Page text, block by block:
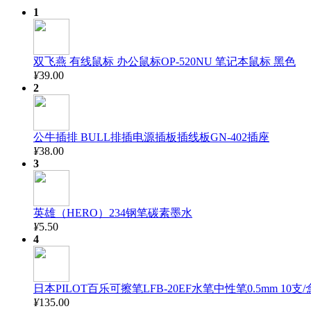
1
双飞燕 有线鼠标 办公鼠标OP-520NU 笔记本鼠标 黑色
¥39.00
2
公牛插排 BULL排插电源插板插线板GN-402插座
¥38.00
3
英雄（HERO）234钢笔碳素墨水
¥5.50
4
日本PILOT百乐可擦笔LFB-20EF水笔中性笔0.5mm 10支/
¥135.00